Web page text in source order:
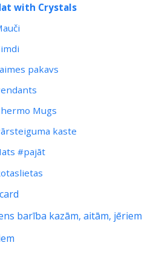
with Crystals
pakavs
Mugs
kaste
#pajāt
barība kazām, aitām, jēriem